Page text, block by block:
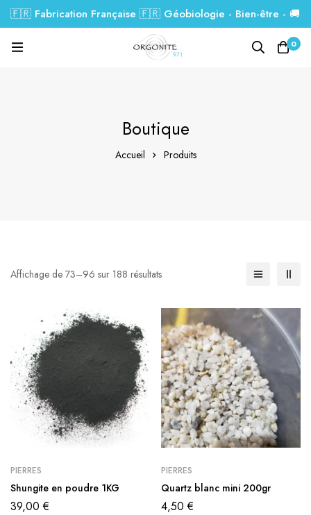
🇫🇷 Fabrication Française 🇫🇷 Géobiologie - Bien-être - 🚚
Livraison GRATUITE dés 99€.
0
Boutique
Accueil Produits
Affichage de 73–96 sur 188 résultats
PIERRES
Shungite en poudre 1KG
39,00€
PIERRES
Quartz blanc mini 200gr
4,50€